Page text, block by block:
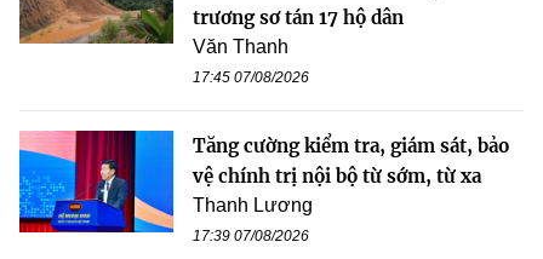
trương sơ tán 17 hộ dân
Văn Thanh
17:45 07/08/2026
Tăng cường kiểm tra, giám sát, bảo
vệ chính trị nội bộ từ sớm, từ xa
Thanh Lương
17:39 07/08/2026